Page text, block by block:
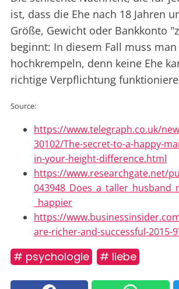
ist, dass die Ehe nach 18 Jahren
Größe, Gewicht oder Bankkonto
beginnt: In diesem Fall muss
hochkrempeln, denn keine Ehe
richtige Verpflichtung
Source:
https://www.telegraph.co.uk/
30102/The-secret-to-a-happy-
in-your-height-difference.html
https://www.researchgate.net/
_happier
https://
are-richer-and-successful-2015-
# psychologie # liebe